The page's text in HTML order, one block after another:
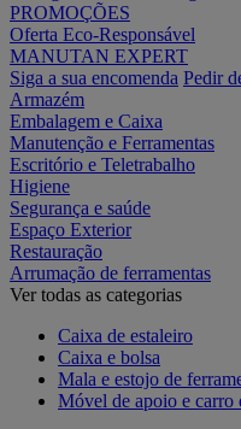
PROMOÇÕES
Oferta Eco-Responsável
MANUTAN EXPERT
Siga a sua encomenda Pedir
Armazém
Embalagem e Caixa
Manutenção e Ferramentas
Escritório e Teletrabalho
Higiene
Segurança e saúde
Espaço Exterior
Restauração
Arrumação de ferramentas
Ver todas as categorias
Caixa de estaleiro
Caixa e bolsa
Mala e estojo de
Móvel de apoio e carro